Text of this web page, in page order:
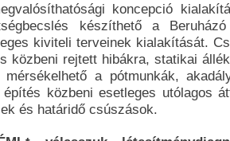
koncepció
készíthető a
kiviteli terveinek kialakítását.
közbeni rejtett hibákra, statikai
a pótmunkák,
közbeni esetleges utólagos
és határidő csúszások.